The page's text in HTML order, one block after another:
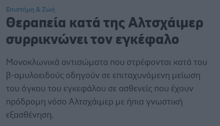
Επιστήμη & Ζωή
Θεραπεία κατά της Αλτσχάιμερ
συρρικνώνει τον εγκέφαλο
Μονοκλωνικά αντισώματα που στρέφονται κατά του
β-αμυλοειδούς οδηγούν σε επιταχυνόμενη μείωση
του όγκου του εγκεφάλου σε ασθενείς που έχουν
πρόδρομη νόσο Αλτσχάιμερ με ήπια γνωστική
εξασθένηση.